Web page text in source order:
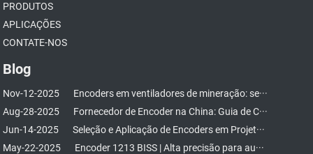
PRODUTOS
APLICAÇÕES
CONTATE-NOS
Blog
Nov-12-2025
Encoders em ventiladores de mineração: se···
Aug-28-2025
Fornecedor de Encoder na China: Guia de C···
Jun-14-2025
Seleção e Aplicação de Encoders em Projet···
May-22-2025
Encoder 1213 BISS | Alta precisão para au···